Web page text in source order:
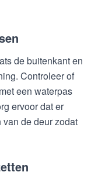
de buitenkant en
Controleer of
een waterpas
ervoor dat er
de deur zodat